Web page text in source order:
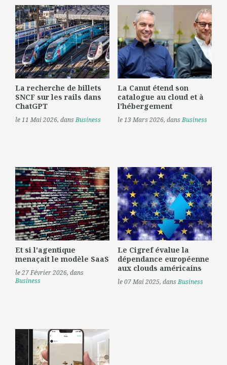
La recherche de billets
SNCF sur les rails dans
ChatGPT
le 11 Mai 2026, dansBusiness
La Canut étend son
catalogue au cloud et à
l'hébergement
le 13 Mars 2026, dansBusiness
Et si l'agentique
menaçait le modèle SaaS
le 27 Février 2026, dans
Business
Le Cigref évalue la
dépendance européenne
aux clouds américains
le 07 Mai 2025, dansBusiness